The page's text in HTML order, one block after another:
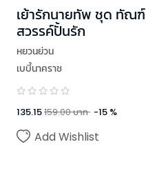
เย้ารักนายทัพ ชุด ทัณฑ์
สวรรค์ปั้นรัก
หยวนย่วน
เบบี้นาคราช
135.15159.00บาท -15 %
Add Wishlist